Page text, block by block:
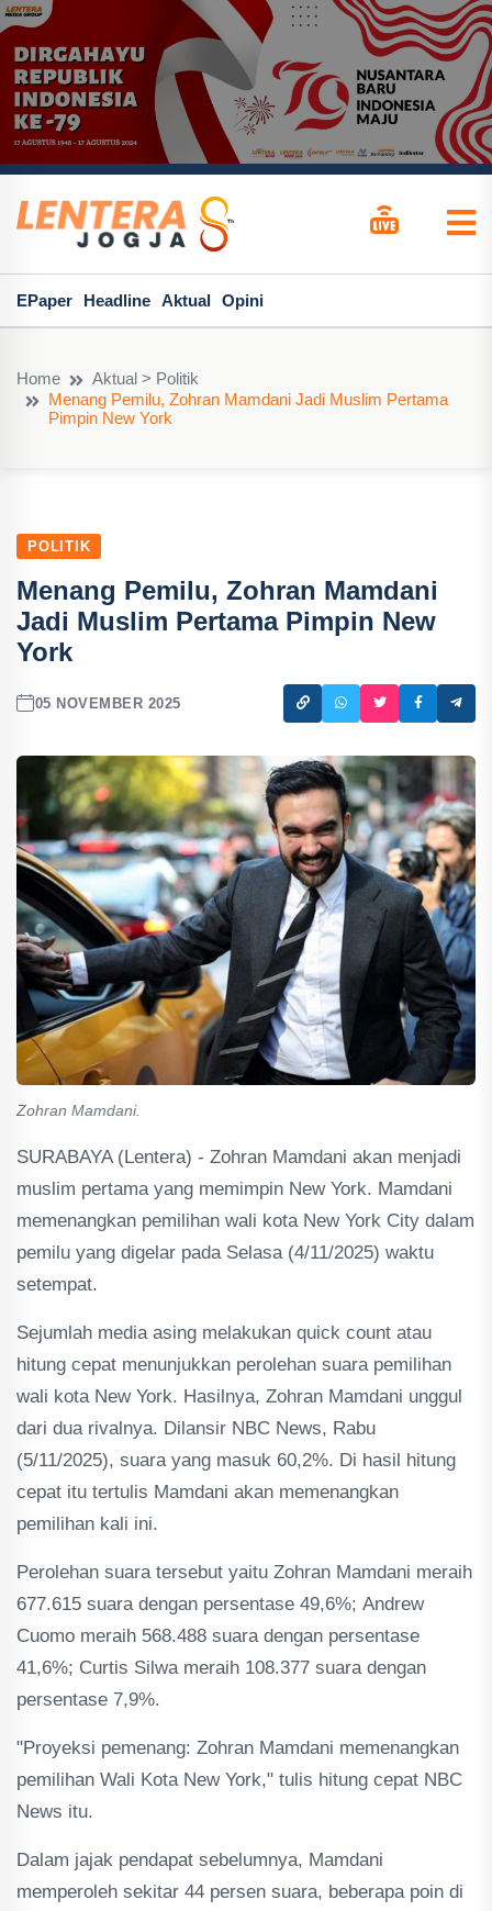
EPaper Headline Aktual Opini
Home
Aktual > Politik
Menang Pemilu, Zohran Mamdani Jadi Muslim Pertama
Pimpin New York
POLITIK
Menang Pemilu, Zohran Mamdani
Jadi Muslim Pertama Pimpin New
York
05 NOVEMBER 2025
Zohran Mamdani.
SURABAYA (Lentera) - Zohran Mamdani akan menjadi
muslim pertama yang memimpin New York. Mamdani
memenangkan pemilihan wali kota New York City dalam
pemilu yang digelar pada Selasa (4/11/2025) waktu
setempat.
Sejumlah media asing melakukan quick count atau
hitung cepat menunjukkan perolehan suara pemilihan
wali kota New York. Hasilnya, Zohran Mamdani unggul
dari dua rivalnya. Dilansir NBC News, Rabu
(5/11/2025), suara yang masuk 60,2%. Di hasil hitung
cepat itu tertulis Mamdani akan memenangkan
pemilihan kali ini.
Perolehan suara tersebut yaitu Zohran Mamdani meraih
677.615 suara dengan persentase 49,6%; Andrew
Cuomo meraih 568.488 suara dengan persentase
41,6%; Curtis Silwa meraih 108.377 suara dengan
persentase 7,9%.
"Proyeksi pemenang: Zohran Mamdani memenangkan
pemilihan Wali Kota New York," tulis hitung cepat NBC
News itu.
Dalam jajak pendapat sebelumnya, Mamdani
memperoleh sekitar 44 persen suara, beberapa poin di